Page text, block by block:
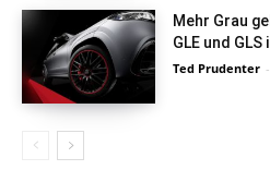
Mehr Grau
GLE und
Ted Prudenter -